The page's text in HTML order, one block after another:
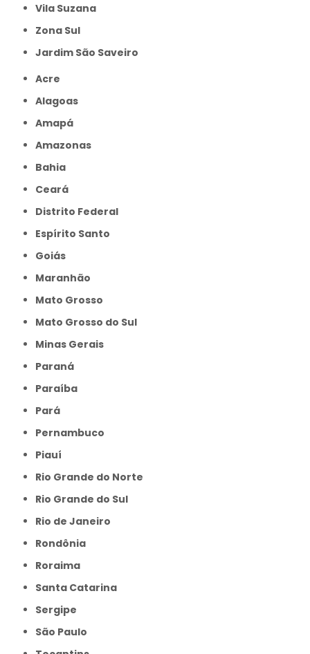
Vila Suzana
Zona Sul
jardim São Saveiro
Acre
Alagoas
Amapá
Amazonas
Bahia
Ceará
Distrito Federal
Espírito Santo
Goiás
Maranhão
Mato Grosso
Mato Grosso do Sul
Minas Gerais
Paraná
Paraíba
Pará
Pernambuco
Piauí
Rio Grande do Norte
Rio Grande do Sul
Rio de Janeiro
Rondônia
Roraima
Santa Catarina
Sergipe
São Paulo